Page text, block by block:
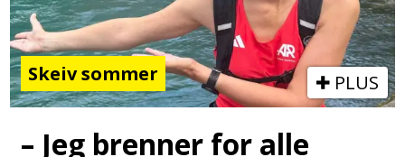
Skeiv sommer PLUS
– Jeg brenner for alle